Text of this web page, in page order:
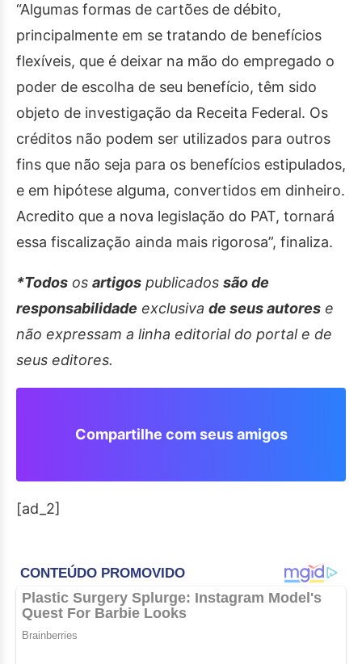
“Algumas formas de cartões de débito,
principalmente em se tratando de benefícios
flexíveis, que é deixar na mão do empregado o
poder de escolha de seu benefício, têm sido
objeto de investigação da Receita Federal. Os
créditos não podem ser utilizados para outros
fins que não seja para os benefícios estipulados,
e em hipótese alguma, convertidos em dinheiro.
Acredito que a nova legislação do PAT, tornará
essa fiscalização ainda mais rigorosa”, finaliza.
*Todos os artigos publicados são de
responsabilidade exclusiva de seus autores e
não expressam a linha editorial do portal e de
seus editores.
Compartilhe com seus amigos
[ad_2]